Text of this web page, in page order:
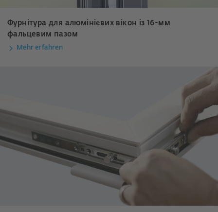
Фурнітура для алюмінієвих вікон із 16-мм
фальцевим пазом
Mehr erfahren